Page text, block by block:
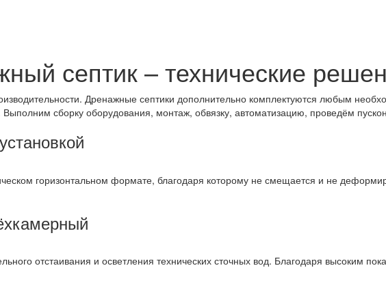
септик – технические
Дренажные септики дополнительно комплектуются любым
сборку оборудования, монтаж, обвязку, автоматизацию, проведём
горизонтальном формате, благодаря которому не смещается и не
отстаивания и осветления технических сточных вод. Благодаря высоким